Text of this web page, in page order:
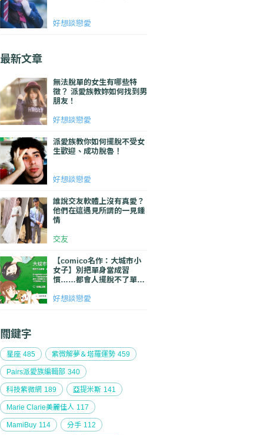
好想談戀愛
最新文章
無法脫單的女生有哪些特
徵？ 派愛族教妳如何找到男
朋友！
好想談戀愛
派愛族教你如何擺脫不受女
生歡迎、成功脫魯！
好想談戀愛
誰說交友軟體上沒有真愛？
他們在這遇見所謂的一見鍾
情
交友
【comico名作：大城市小
女子】別把單身當成習
慣……都會人擺脫不了單身
好想談戀愛
關鍵字
星座 485 紫微解夢＆塔羅運勢 459
Pairs派愛族編輯部 340
科技紫微網 189 亞提米斯 141
Marie Clarie美麗佳人 117
MamiBuy 114 分手 112